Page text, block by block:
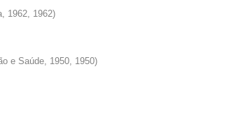
1962, 1962)
e Saúde, 1950, 1950)